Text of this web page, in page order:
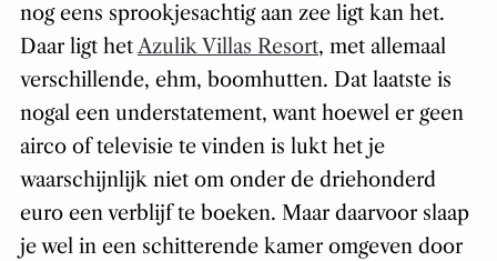
nog eens sprookjesachtig aan zee ligt kan het.
Daar ligt hetAzulik Villas Resort, met allemaal
verschillende, ehm, boomhutten. Dat laatste is
nogal een understatement, want hoewel er geen
airco of televisie te vinden is lukt het je
waarschijnlijk niet om onder de driehonderd
euro een verblijf te boeken. Maar daarvoor slaap
je wel in een schitterende kamer omgeven door